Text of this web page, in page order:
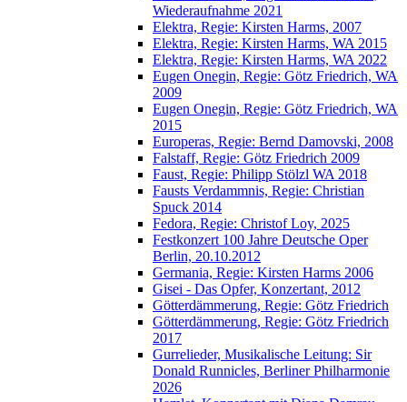
Wiederaufnahme 2021
Elektra, Regie: Kirsten Harms, 2007
Elektra, Regie: Kirsten Harms, WA 2015
Elektra, Regie: Kirsten Harms, WA 2022
Eugen Onegin, Regie: Götz Friedrich, WA
2009
Eugen Onegin, Regie: Götz Friedrich, WA
2015
Europeras, Regie: Bernd Damovski, 2008
Falstaff, Regie: Götz Friedrich 2009
Faust, Regie: Philipp Stölzl WA 2018
Fausts Verdammnis, Regie: Christian
Spuck 2014
Fedora, Regie: Christof Loy, 2025
Festkonzert 100 Jahre Deutsche Oper
Berlin, 20.10.2012
Germania, Regie: Kirsten Harms 2006
Gisei - Das Opfer, Konzertant, 2012
Götterdämmerung, Regie: Götz Friedrich
Götterdämmerung, Regie: Götz Friedrich
2017
Gurrelieder, Musikalische Leitung: Sir
Donald Runnicles, Berliner Philharmonie
2026